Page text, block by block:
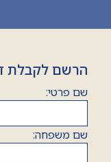
הרשם לקבלת
שם פרטי:
שם משפחה: